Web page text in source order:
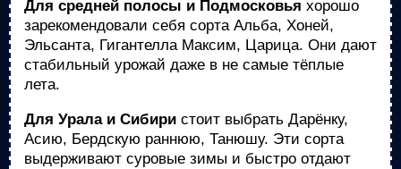
Для средней полосы и Подмосковья хорошо
зарекомендовали себя сорта Альба, Хоней,
Эльсанта, Гигантелла Максим, Царица. Они дают
стабильный урожай даже в не самые тёплые
лета.
Для Урала и Сибири стоит выбрать Дарёнку,
Асию, Бердскую раннюю, Танюшу. Эти сорта
выдерживают суровые зимы и быстро отдают